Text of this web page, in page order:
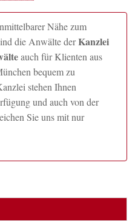
Nähe zum
die Anwälte derKanzlei
auch für Klienten aus
bequem zu
stehen Ihnen
und auch von der
Sie uns mit nur